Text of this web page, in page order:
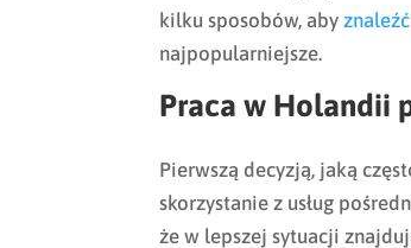
kilku sposobów, aby
najpopularniejsze.
Praca w Holandii
Pierwszą decyzją, jaką
skorzystanie z usług
że w lepszej sytuacji